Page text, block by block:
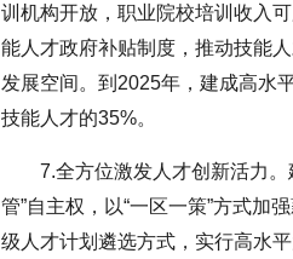
训机构开放，职业院校培训收入
能人才政府补贴制度，推动技能
发展空间。到2025年，建成高水
技能人才的35%。
7.全方位激发人才创新活力
管”自主权，以“一区一策”方式加
级人才计划遴选方式，实行高水